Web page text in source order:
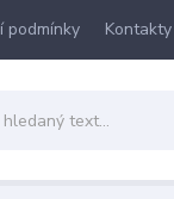
podmínky Kontakty